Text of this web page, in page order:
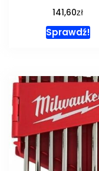
141,60zł
Sprawdź!